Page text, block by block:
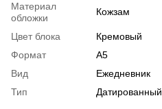
Материал
обложки
Кожзам
Цвет блока
Кремовый
Формат
А5
Вид
Ежедневник
Тип
Датированный